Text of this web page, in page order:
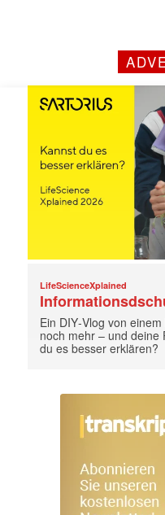
Mit dem
jede Woche
E-
LifeScienceXplained
Ein DIY‑Vlog von
noch mehr – und deine
du es besser erklären?